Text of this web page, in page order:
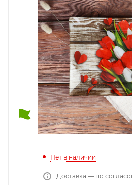
Нет в наличии
Доставка — по